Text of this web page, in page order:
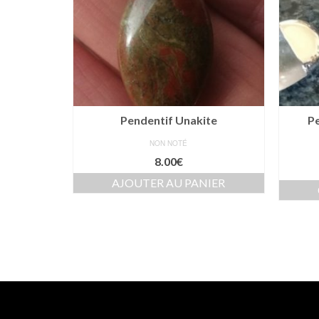
Pendentif Unakite
NON NOTÉ
8.00€
AJOUTER AU PANIER